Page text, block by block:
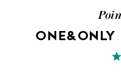
ONE&ONLY